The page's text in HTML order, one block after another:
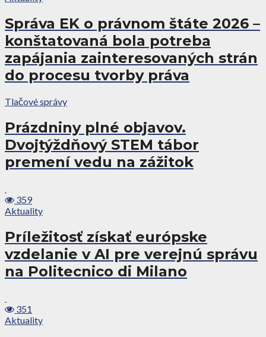
Správa EK o právnom štáte 2026 –
konštatovaná bola potreba
zapájania zainteresovaných strán
do procesu tvorby práva
Tlačové správy
Prázdniny plné objavov.
Dvojtýždňový STEM tábor
premení vedu na zážitok
359
Aktuality
Príležitosť získať európske
vzdelanie v AI pre verejnú správu
na Politecnico di Milano
351
Aktuality